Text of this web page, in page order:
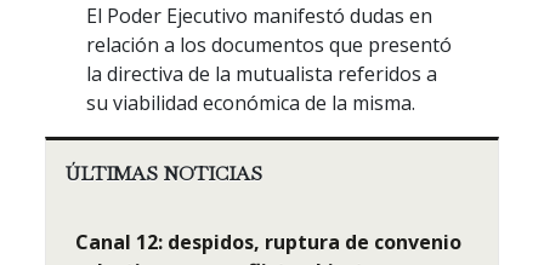
El Poder Ejecutivo manifestó dudas en
relación a los documentos que presentó
la directiva de la mutualista referidos a
su viabilidad económica de la misma.
ÚLTIMAS NOTICIAS
Canal 12: despidos, ruptura de convenio